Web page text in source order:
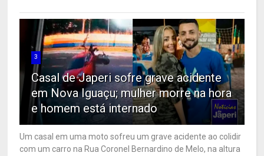
3
Casal de Japeri sofre grave acidente
em Nova Iguaçu; mulher morre na hora
e homem está internado
Um casal em uma moto sofreu um grave acidente ao colidir
com um carro na Rua Coronel Bernardino de Melo, na altura